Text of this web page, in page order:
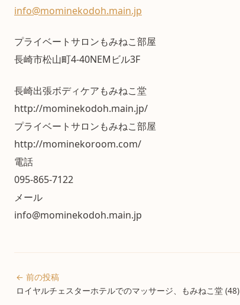
info@mominekodoh.main.jp
プライベートサロンもみねこ部屋
長崎市松山町4-40NEMビル3F
長崎出張ボディケアもみねこ堂
http://mominekodoh.main.jp/
プライベートサロンもみねこ部屋
http://mominekoroom.com/
電話
095-865-7122
メール
info@mominekodoh.main.jp
← 前の投稿
ロイヤルチェスターホテルでのマッサージ、もみねこ堂 (48)